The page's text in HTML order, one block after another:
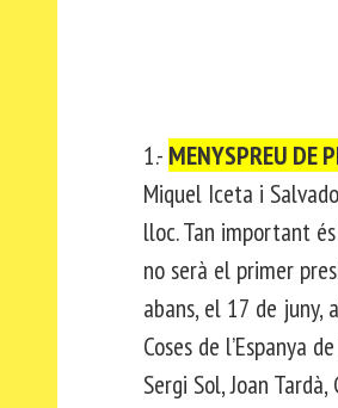
1.- MENYSPREU DE
Miquel Iceta i
lloc. Tan important
no serà el primer
abans, el 17 de juny,
Coses de l’Espanya
Sergi Sol, Joan